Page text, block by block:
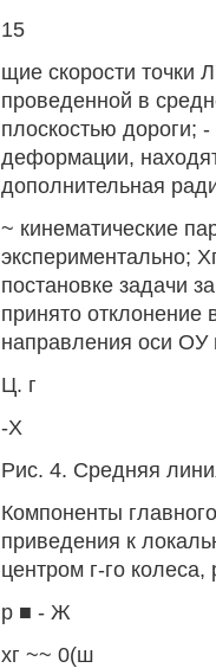
15
щие скорости точки
проведенной в
плоскостью дороги;
деформации,
дополнительная
~ кинематические
экспериментально;
постановке задачи
принято отклонение
направления оси
Ц. г
-X
Рис. 4. Средняя
Компоненты
приведения к
центром г-го колеса,
р ■ - Ж
хг ~~ 0(ш